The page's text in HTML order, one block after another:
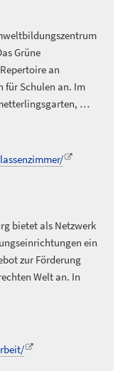
Grüne
an
für Schulen an. Im
…
bietet als Netzwerk
ein
zur Förderung
Welt an. In